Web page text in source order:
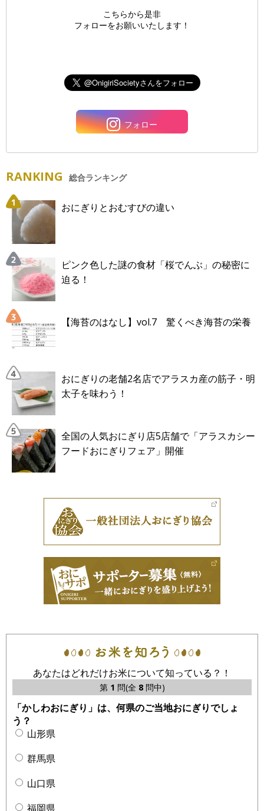
こちらから是非
フォローをお願いいたします！
フォロー
RANKING 総合ランキング
おにぎりとおむすびの違い
ピンク色した謎の食材「桜でんぶ」の秘密に
迫る！
【海苔のはなし】vol.7 驚くべき海苔の栄養
おにぎりの老舗2名店でアラスカ産の筋子・明
太子を味わう！
全国の人気おにぎり店5店舗で「アラスカシー
フードおにぎりフェア」開催
あなたはどれだけお米について知っている？！
第 1 問(全 8問中)
「かしわおにぎり」は、何県のご当地おにぎりでしょ
う？
山形県
群馬県
山口県
福岡県